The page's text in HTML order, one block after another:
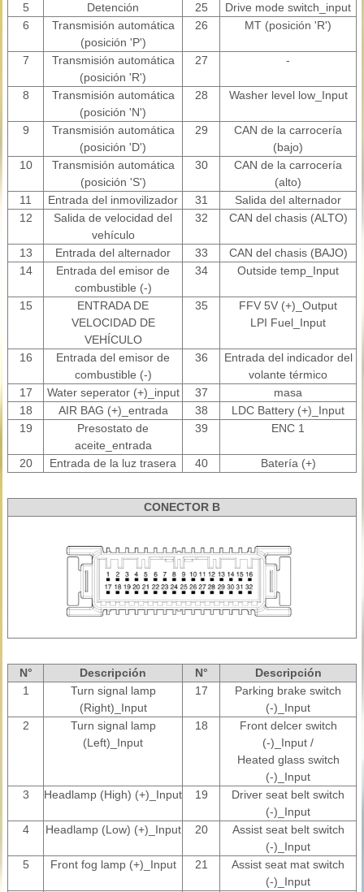
5
Detención 25
Drive mode switch_input
6
Transmisión automática
(posición 'P')
26 MT (posición 'R')
7
Transmisión automática
(posición 'R')
27 -
8
Transmisión automática
(posición 'N')
28 Washer level low_Input
9
Transmisión automática
(posición 'D')
29
CAN de la carrocería
(bajo)
10
Transmisión automática
(posición 'S')
30
CAN de la carrocería
(alto)
11
Entrada del inmovilizador 31
Salida del alternador
12
Salida de velocidad del
vehículo
32 CAN del chasis (ALTO)
13 Entrada del alternador 33
CAN del chasis (BAJO)
14
Entrada del emisor de
combustible (-)
34 Outside temp_Input
15
ENTRADA DE
VELOCIDAD DE
VEHÍCULO
35
FFV 5V (+)_Output
LPI Fuel_Input
16
Entrada del emisor de
combustible (-)
36
Entrada del indicador del
volante térmico
17
Water seperator (+)_input 37
masa
18
AIR BAG (+)_entrada 38
LDC Battery (+)_Input
19
Presostato de
aceite_entrada
39 ENC 1
20 Entrada de la luz trasera 40 Batería (+)
CONECTOR B
N° Descripción N°
Descripción
1
Turn signal lamp
(Right)_Input
17
Parking brake switch
(-)_Input
2
Turn signal lamp
(Left)_Input
18
Front delcer switch
(-)_Input /
Heated glass switch
(-)_Input
3
Headlamp (High) (+)_Input 19
Driver seat belt switch
(-)_Input
4
Headlamp (Low) (+)_Input 20
Assist seat belt switch
(-)_Input
5
Front fog lamp (+)_Input 21
Assist seat mat switch
(-)_Input